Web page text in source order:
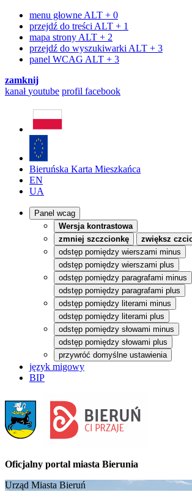
menu głowne ALT + 0
przejdź do treści ALT + 1
mapa strony ALT + 2
przejdź do wyszukiwarki ALT + 3
panel WCAG ALT + 3
zamknij
kanałyoutube profil facebook
Bieruńska Karta Mieszkańca
EN
UA
Panel wcag
Wersja kontrastowa
zmniej szczcionkę
zwiększ
odstęp pomiędzy wierszami minus
odstęp pomiędzy wierszami plus
odstęp pomiędzy paragrafami minus
odstęp pomiędzy paragrafami plus
odstęp pomiędzy literami minus
odstęp pomiędzy literami plus
odstęp pomiędzy słowami minus
odstęp pomiędzy słowami plus
przywróć domyślne ustawienia
język migowy
BIP
Oficjalny portal miasta Bierunia
Urząd Miasta Bieruń